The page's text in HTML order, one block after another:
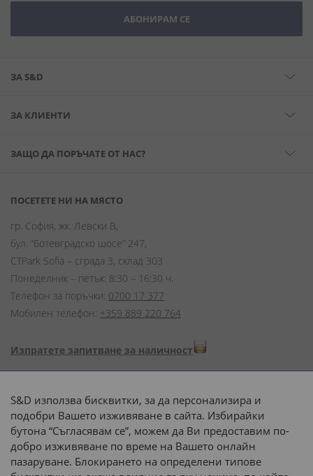
АБОНИРАМ СЕ
ЗА S&D
ЗА КЛИЕНТИ
ЗАЩО ДА ПОРЪЧАТЕ ОТ НАС?
ПОСЕТЕТЕ НИ НА МЯСТО
гр. София, жк. Левски В,
бул. “Ботевградско шосе” 247,
CTPark Sofia – сграда 3, склад 303
Понеделник – петък: 8:30 – 16:30 ч.
Телефон за поръчки: 0700 17 377
Мобилен телефон: +359 889 220 764
Изпратете запитване за наличност
Начини на плащане:
Доставка до адрес с:
S&D използва бисквитки, за да персонализира и
подобри Вашето изживяване в сайта. Избирайки
бутона “Съгласявам се”, можем да Ви предоставим по-
добро изживяване по време на Вашето онлайн
пазаруване. Блокирането на определени типове